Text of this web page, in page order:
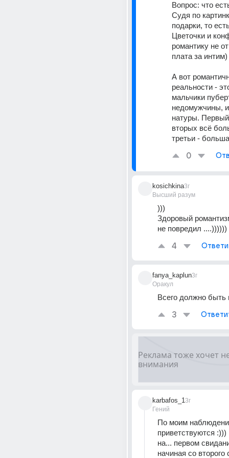
Вопрос: что
Судя по
подарки, то
Цветочки и
романтику не
плата за интим)
А вот
реальности -
мальчики
недомужчины,
натуры.
вторых всё
третьи -
0
kosichkina
Высший разум
3г
)))
Здоровый
не повредил ....))))))
4
fanya_kaplun
Оракул
3г
Всего должно быть
3
karbafos_1
Гений
3г
По моим
приветствуются
на... первом
начиная со